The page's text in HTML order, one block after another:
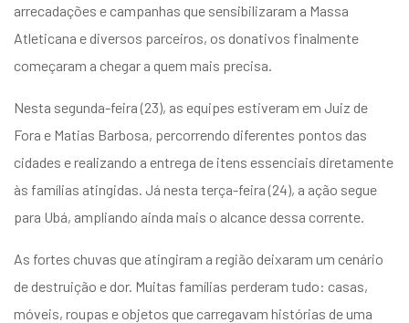
arrecadações e campanhas que sensibilizaram a Massa
Atleticana e diversos parceiros, os donativos finalmente
começaram a chegar a quem mais precisa.
Nesta segunda-feira (23), as equipes estiveram em Juiz de
Fora e Matias Barbosa, percorrendo diferentes pontos das
cidades e realizando a entrega de itens essenciais diretamente
às famílias atingidas. Já nesta terça-feira (24), a ação segue
para Ubá, ampliando ainda mais o alcance dessa corrente.
As fortes chuvas que atingiram a região deixaram um cenário
de destruição e dor. Muitas famílias perderam tudo: casas,
móveis, roupas e objetos que carregavam histórias de uma